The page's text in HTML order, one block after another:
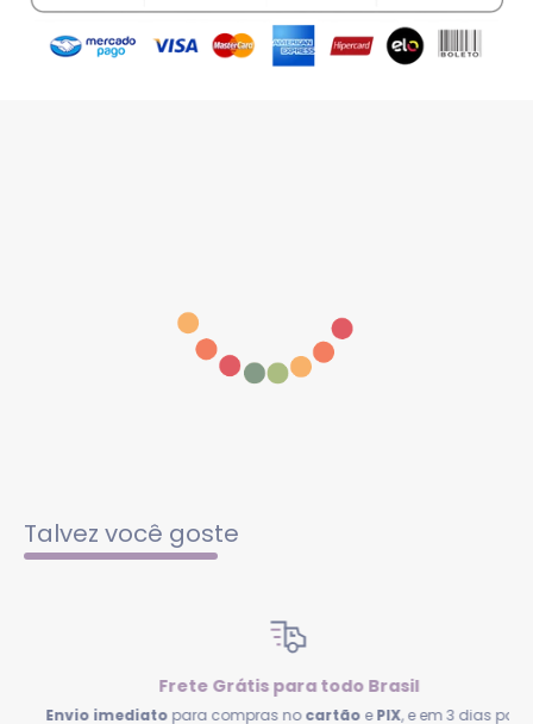
Talvez você goste
Frete Grátis para todo Brasil
Envio imediatopara compras nocartãoePIX, e em 3 dias para